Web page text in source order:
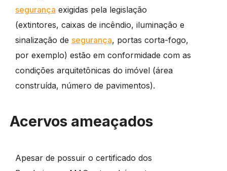
segurança exigidas pela legislação
(extintores, caixas de incêndio, iluminação e
sinalização de segurança, portas corta-fogo,
por exemplo) estão em conformidade com as
condições arquitetônicas do imóvel (área
construída, número de pavimentos).
Acervos ameaçados
Apesar de possuir o certificado dos